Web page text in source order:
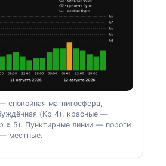
спокойная магнитосфера,
(Kp 4), красные —
≥ 5). Пунктирные линии — пороги
местные.